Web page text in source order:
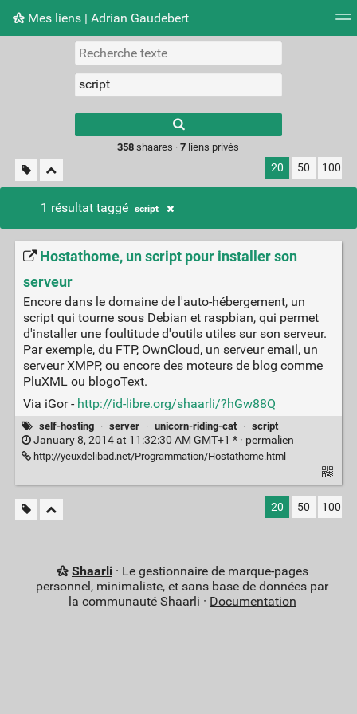
Mes liens | Adrian Gaudebert
Nuage de tags Mur d'images
results.
358 shaares ·7 liens privés
20 50 100
1 résultat taggé script
Hostathome, un script pour installer son
serveur
Encore dans le domaine de l'auto-hébergement, un
script qui tourne sous Debian et raspbian, qui permet
d'installer une foultitude d'outils utiles sur son serveur.
Par exemple, du FTP, OwnCloud, un serveur email, un
serveur XMPP, ou encore des moteurs de blog comme
PluXML ou blogoText.
Via iGor - http://id-libre.org/shaarli/?hGw88Q
self-hosting · server · unicorn-riding-cat · script
January 8, 2014 at 11:32:30 AM GMT+1 * · permalien
http://yeuxdelibad.net/Programmation/Hostathome.html
20 50 100
Shaarli· Le gestionnaire de marque-pages
personnel, minimaliste, et sans base de données par
la communauté Shaarli · Documentation